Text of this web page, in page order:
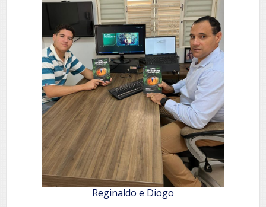
Reginaldo e Diogo